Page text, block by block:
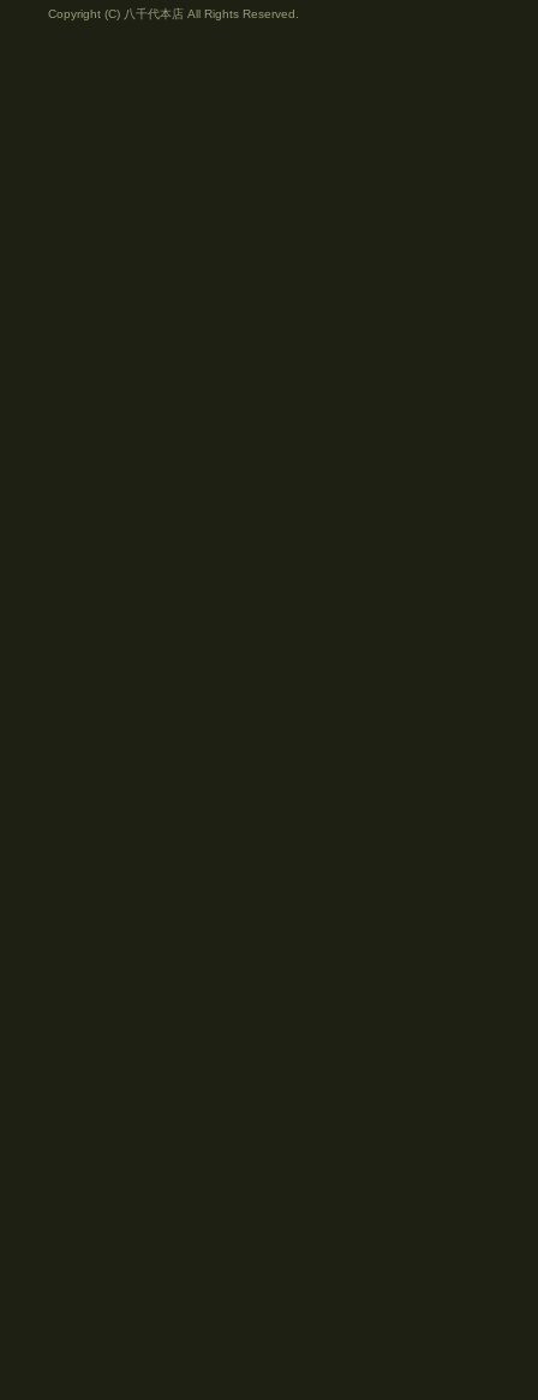
Copyright (C) 八千代本店 All Rights Reserved.